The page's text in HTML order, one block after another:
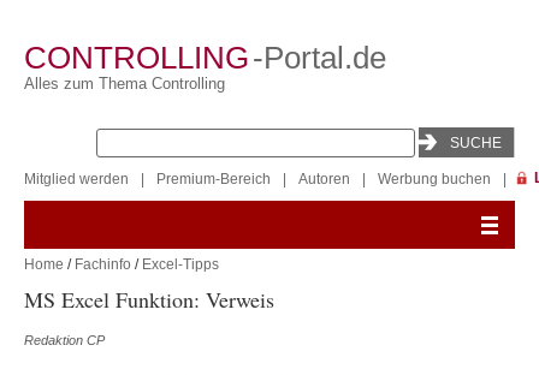
CONTROLLING-Portal.de
Alles zum Thema Controlling
Mitglied werden Premium-Bereich Autoren Werbung buchen
Home / Fachinfo / Excel-Tipps
MS Excel Funktion: Verweis
Redaktion CP